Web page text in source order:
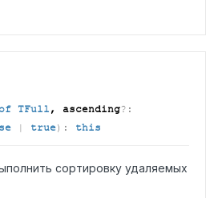
TFull, ascending?:
| true) : this
сортировку удаляемых